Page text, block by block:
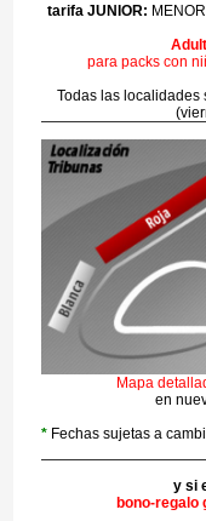
tarifa JUNIOR:
para packs con
Todas las localidades
Mapa
en
*Fechas sujetas a
y si
bono-